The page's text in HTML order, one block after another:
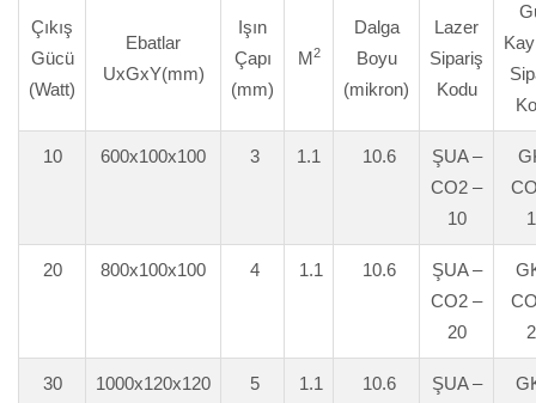
Çıkış
Gücü
(Watt)
Ebatlar
UxGxY(mm)
Işın
Çapı
(mm)
M2
Dalga
Boyu
(mikron)
Lazer
Sipariş
Kodu
10 600x100x100 3 1.1 10.6
ŞUA –
CO2 –
10
20 800x100x100 4 1.1 10.6
ŞUA –
CO2 –
20
30 1000x120x120 5 1.1 10.6
ŞUA –